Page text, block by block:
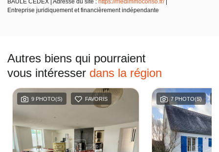
BAULE CEDEX | Adresse du site : https://medimmoconso.fr/|
Entreprise juridiquement et financièrement indépendante
Autres biens qui pourraient
vous intéresser dans la région
9 PHOTO(S) FAVORIS 7 PHOTO(S)